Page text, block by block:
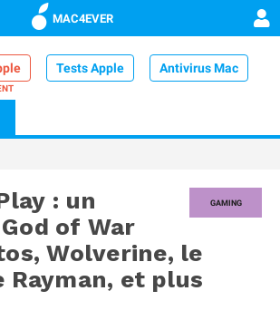
MAC4EVER
Tests Apple Antivirus Mac
iPhone
GAMING
: un
of War
Wolverine, le
Rayman, et plus